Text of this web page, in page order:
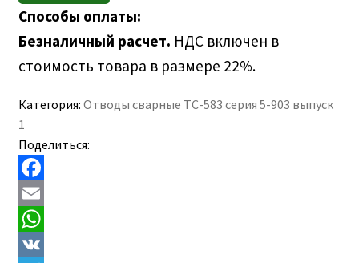
Способы оплаты:
Безналичный расчет. НДС включен в
стоимость товара в размере 22%.
Категория: Отводы сварные ТС-583 серия 5-903 выпуск
1
Поделиться:
F
a
c
E
m
W